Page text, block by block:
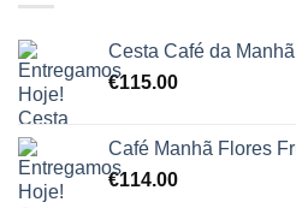
Cesta Café da
€115.00
Café Manhã Flores
€114.00